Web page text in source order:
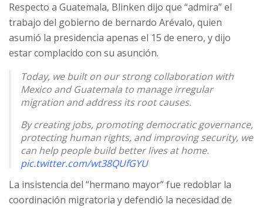
Respecto a Guatemala, Blinken dijo que “admira” el
trabajo del gobierno de bernardo Arévalo, quien
asumió la presidencia apenas el 15 de enero, y dijo
estar complacido con su asunción.
Today, we built on our strong collaboration with
Mexico and Guatemala to manage irregular
migration and address its root causes.
By creating jobs, promoting democratic governance,
protecting human rights, and improving security, we
can help people build better lives at home.
pic.twitter.com/wt38QUfGYU
— Secretary Antony Blinken (@SecBlinken)February
28, 2024
La insistencia del “hermano mayor” fue redoblar la
coordinación migratoria y defendió la necesidad de